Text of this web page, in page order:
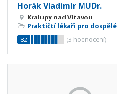
Horák Vladimír MUDr.
Kralupy nad Vltavou
Praktičtí lékaři pro dospělé
82
(3 hodnocení)